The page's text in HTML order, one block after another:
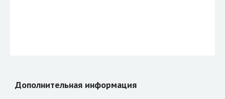
Дополнительная информация